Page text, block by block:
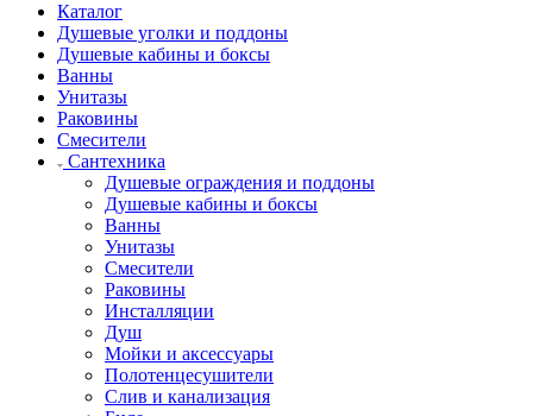
Каталог
Душевые уголки и поддоны
Душевые кабины и боксы
Ванны
Унитазы
Раковины
Смесители
Сантехника
Душевые ограждения и поддоны
Душевые кабины и боксы
Ванны
Унитазы
Смесители
Раковины
Инсталляции
Душ
Мойки и аксессуары
Полотенцесушители
Слив и канализация